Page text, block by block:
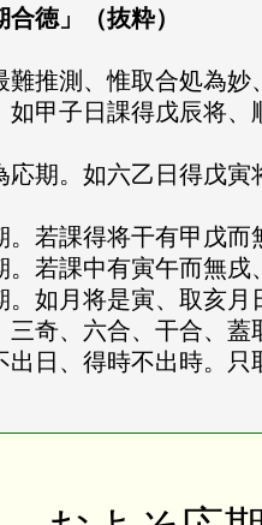
徳」（抜粋）
難推測、惟取合処為妙
如甲子日課得戊辰将、
応期。如六乙日得戊寅
。若課得将干有甲戊而
。若課中有寅午而無戌
。如月将是寅、取亥月
三奇、六合、干合、蓋
出日、得時不出時。只